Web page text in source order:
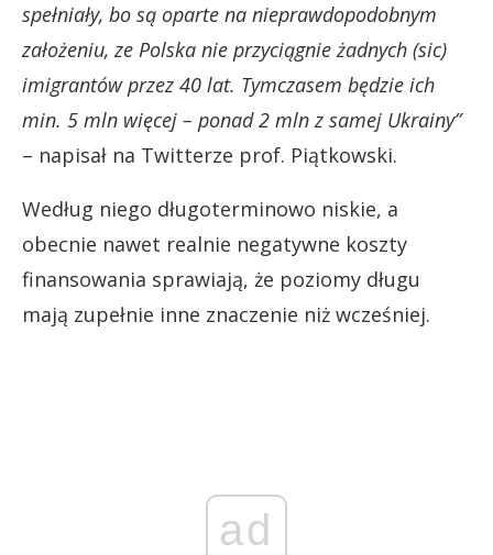
spełniały, bo są oparte na nieprawdopodobnym
założeniu, ze Polska nie przyciągnie żadnych (sic)
imigrantów przez 40 lat. Tymczasem będzie ich
min. 5 mln więcej – ponad 2 mln z samej Ukrainy”
– napisał na Twitterze prof. Piątkowski.
Według niego długoterminowo niskie, a
obecnie nawet realnie negatywne koszty
finansowania sprawiają, że poziomy długu
mają zupełnie inne znaczenie niż wcześniej.
ad